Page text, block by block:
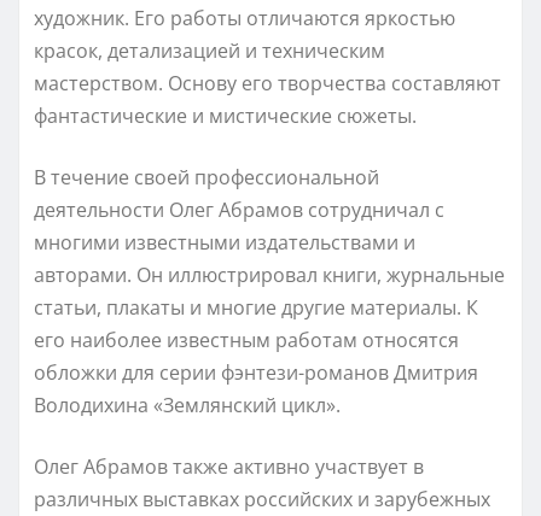
художник. Его работы отличаются яркостью
красок, детализацией и техническим
мастерством. Основу его творчества составляют
фантастические и мистические сюжеты.
В течение своей профессиональной
деятельности Олег Абрамов сотрудничал с
многими известными издательствами и
авторами. Он иллюстрировал книги, журнальные
статьи, плакаты и многие другие материалы. К
его наиболее известным работам относятся
обложки для серии фэнтези-романов Дмитрия
Володихина «Землянский цикл».
Олег Абрамов также активно участвует в
различных выставках российских и зарубежных